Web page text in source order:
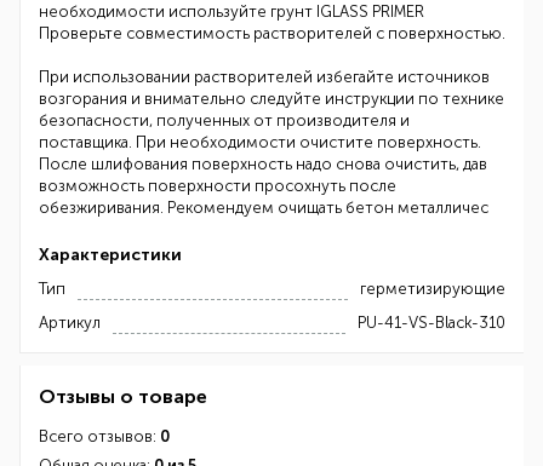
необходимости используйте грунт IGLASS PRIMER
Проверьте совместимость растворителей с поверхностью.
При использовании растворителей избегайте источников
возгорания и внимательно следуйте инструкции по технике
безопасности, полученных от производителя и
поставщика. При необходимости очистите поверхность.
После шлифования поверхность надо снова очистить, дав
возможность поверхности просохнуть после
обезжиривания. Рекомендуем очищать бетон металличес
Характеристики
Тип
герметизирующие
Артикул
PU-41-VS-Black-310
Отзывы о товаре
Всего отзывов: 0